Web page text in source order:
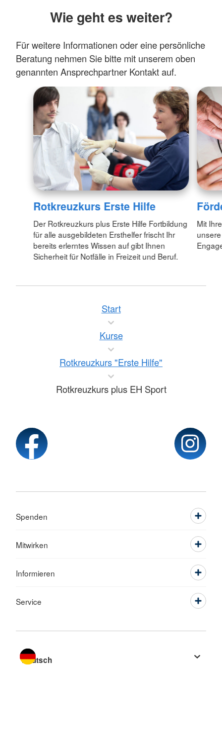
Wie geht es weiter?
Für weitere Informationen oder eine persönliche
Beratung nehmen Sie bitte mit unserem oben
genannten Ansprechpartner Kontakt auf.
Rotkreuzkurs Erste Hilfe
Der Rotkreuzkurs plus Erste Hilfe Fortbildung
für alle ausgebildeten Ersthelfer frischt Ihr
bereits erlerntes Wissen auf gibt Ihnen
Sicherheit für Notfälle in Freizeit und Beruf.
Mit
Start
Kurse
Rotkreuzkurs "Erste Hilfe"
Rotkreuzkurs plus EH Sport
Spenden
Mitwirken
Informieren
Service
Sprache wechseln zu